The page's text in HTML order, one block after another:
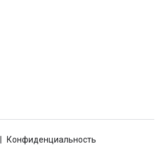
Конфиденциальность